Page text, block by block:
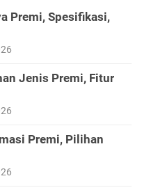
Premi, Spesifikasi,
Jenis Premi, Fitur
Premi, Pilihan